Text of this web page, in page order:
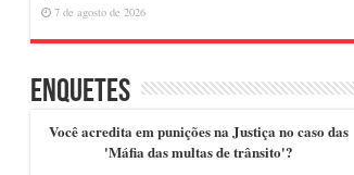
7 de agosto de 2026
Enquetes
Você acredita em punições na Justiça no caso das
'Máfia das multas de trânsito'?